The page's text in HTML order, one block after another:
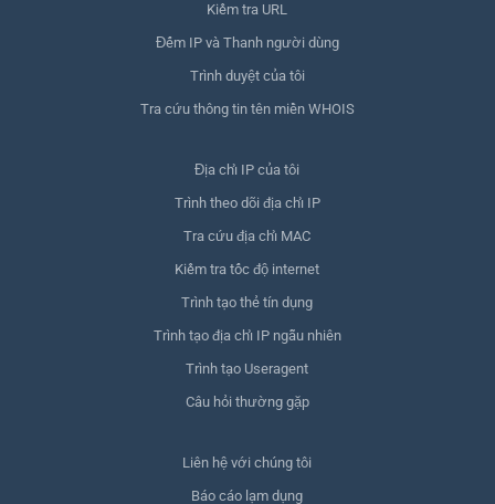
Kiểm tra URL
Đếm IP và Thanh người dùng
Trình duyệt của tôi
Tra cứu thông tin tên miền WHOIS
Địa chỉ IP của tôi
Trình theo dõi địa chỉ IP
Tra cứu địa chỉ MAC
Kiểm tra tốc độ internet
Trình tạo thẻ tín dụng
Trình tạo địa chỉ IP ngẫu nhiên
Trình tạo Useragent
Câu hỏi thường gặp
Liên hệ với chúng tôi
Báo cáo lạm dụng